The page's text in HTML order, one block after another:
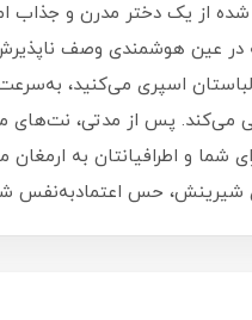
از یک دختر مدرن و جذاب
عین هوشمندی وصف
اسپری می‌کنید،
می‌کند. پس از مدتی، نت‌های
شما و اطرافیانتان به